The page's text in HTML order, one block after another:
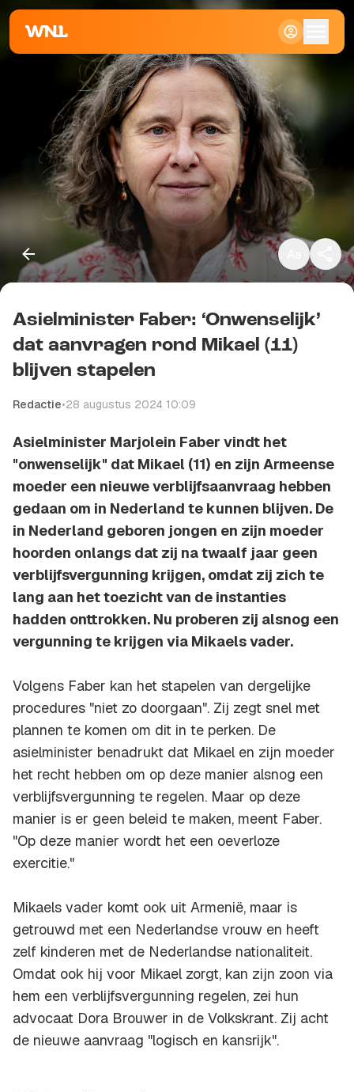
Klein
Standaard
Groot
Kopieer link
Asielminister Faber: ‘Onwenselijk’
dat aanvragen rond Mikael (11)
blijven stapelen
Redactie•28 augustus 2024 10:09
Asielminister Marjolein Faber vindt het
"onwenselijk" dat Mikael (11) en zijn Armeense
moeder een nieuwe verblijfsaanvraag hebben
gedaan om in Nederland te kunnen blijven. De
in Nederland geboren jongen en zijn moeder
hoorden onlangs dat zij na twaalf jaar geen
verblijfsvergunning krijgen, omdat zij zich te
lang aan het toezicht van de instanties
hadden onttrokken. Nu proberen zij alsnog een
vergunning te krijgen via Mikaels vader.
Volgens Faber kan het stapelen van dergelijke
procedures "niet zo doorgaan". Zij zegt snel met
plannen te komen om dit in te perken. De
asielminister benadrukt dat Mikael en zijn moeder
het recht hebben om op deze manier alsnog een
verblijfsvergunning te regelen. Maar op deze
manier is er geen beleid te maken, meent Faber.
"Op deze manier wordt het een oeverloze
exercitie."
Mikaels vader komt ook uit Armenië, maar is
getrouwd met een Nederlandse vrouw en heeft
zelf kinderen met de Nederlandse nationaliteit.
Omdat ook hij voor Mikael zorgt, kan zijn zoon via
hem een verblijfsvergunning regelen, zei hun
advocaat Dora Brouwer in de Volkskrant. Zij acht
de nieuwe aanvraag "logisch en kansrijk".